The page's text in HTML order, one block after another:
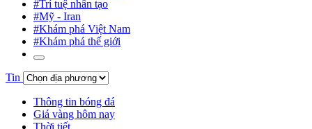
#Trí tuệ nhân tạo
#Mỹ - Iran
#Khám phá Việt Nam
#Khám phá thế giới
Tin
Thông tin bóng đá
Giá vàng hôm nay
Thời tiết